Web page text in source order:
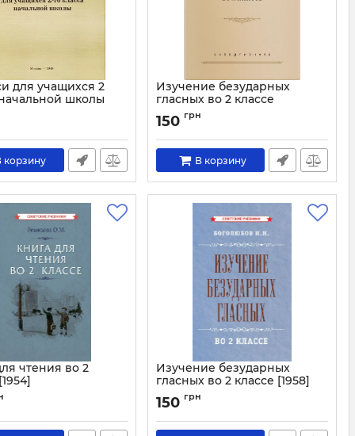
для учащихся 2
школы
корзину
Изучение безударных
гласных во 2 классе
Артикул: 1775
150 грн
В корзину
чтения во 2
Изучение безударных
гласных во 2 классе [1958]
Артикул: 3218
150 грн